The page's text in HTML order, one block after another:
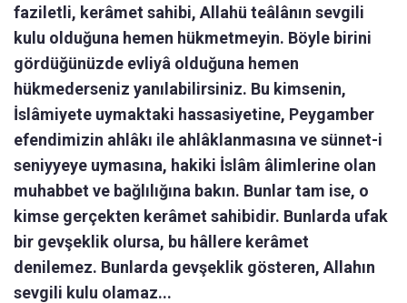
faziletli, kerâmet sahibi, Allahü teâlânın sevgili
kulu olduğuna hemen hükmetmeyin. Böyle birini
gördüğünüzde evliyâ olduğuna hemen
hükmederseniz yanılabilirsiniz. Bu kimsenin,
İslâmiyete uymaktaki hassasiyetine, Peygamber
efendimizin ahlâkı ile ahlâklanmasına ve sünnet-i
seniyyeye uymasına, hakiki İslâm âlimlerine olan
muhabbet ve bağlılığına bakın. Bunlar tam ise, o
kimse gerçekten kerâmet sahibidir. Bunlarda ufak
bir gevşeklik olursa, bu hâllere kerâmet
denilemez. Bunlarda gevşeklik gösteren, Allahın
sevgili kulu olamaz...